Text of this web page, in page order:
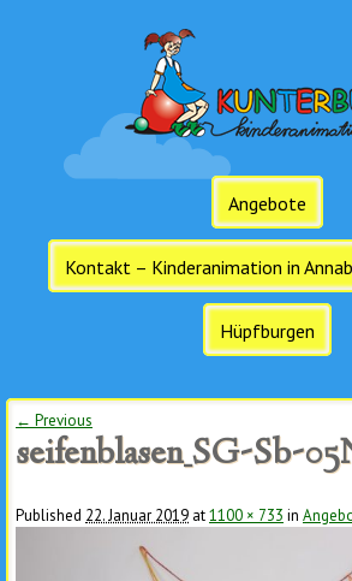
Angebote
Kontakt – Kinderanimation in
Hüpfburgen
Image navigation
← Previous
seifenblasen_SG-Sb-
Published 22. Januar 2019 at1100 × 733 in